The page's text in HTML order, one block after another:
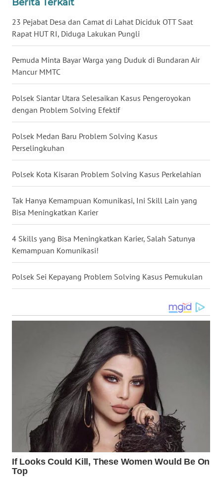
23 Pejabat Desa dan Camat di Lahat Diciduk OTT Saat
Rapat HUT RI, Diduga Lakukan Pungli
Pemuda Minta Bayar Warga yang Duduk di Bundaran Air
Mancur MMTC
Polsek Siantar Utara Selesaikan Kasus Pengeroyokan
dengan Problem Solving Efektif
Polsek Medan Baru Problem Solving Kasus
Perselingkuhan
Polsek Kota Kisaran Problem Solving Kasus Perkelahian
Tak Hanya Kemampuan Komunikasi, Ini Skill Lain yang
Bisa Meningkatkan Karier
4 Skills yang Bisa Meningkatkan Karier, Salah Satunya
Kemampuan Komunikasi!
Polsek Sei Kepayang Problem Solving Kasus Pemukulan
WN
KALTARA
WN
KALSEL
WN
KALTIM
WN
SULSEL
GORONTALO
WN
SULUT
WN
MALUKU
WN
MALUT
WN
WN
LANGKAT